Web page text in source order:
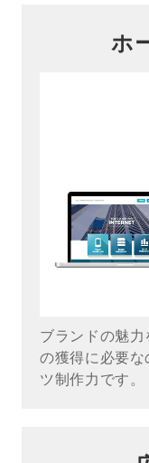
ホ
ブランドの魅
の獲得に必要
ツ制作力です。